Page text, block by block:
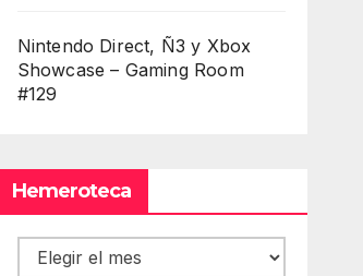
Nintendo Direct, Ñ3 y Xbox
Showcase – Gaming Room
#129
Hemeroteca
Hemeroteca